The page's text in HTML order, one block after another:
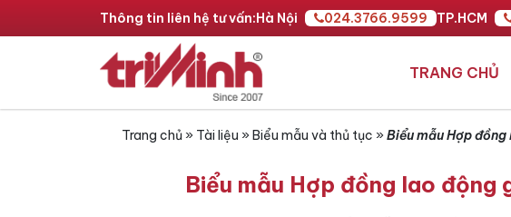
Thông tin liên hệ tư vấn:Hà Nội 024.3766.9599 TP.HCM
TRANG CHỦ
Trang chủ» Tài liệu » Biểu mẫu và thủ tục » Biểu mẫu Hợp
Biểu mẫu Hợp đồng lao động